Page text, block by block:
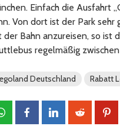
Einfach die Ausfahrt
Von dort ist der Park
der Bahn anzureisen, so ist
regelmäßig
Deutschland Rabatt